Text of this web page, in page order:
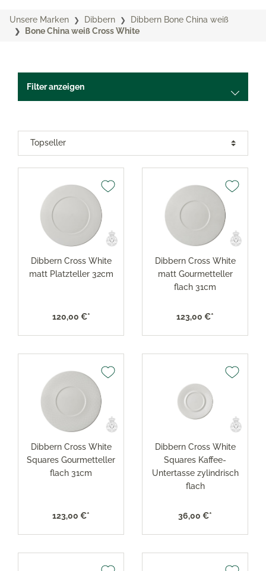
Unsere Marken Dibbern
Dibbern Bone China weiß
Bone China weiß Cross White
Filter anzeigen
Dibbern Cross White
matt Platzteller 32cm
120,00 €*
Dibbern Cross White
matt Gourmetteller
flach 31cm
123,00 €*
Dibbern Cross White
Squares Gourmetteller
flach 31cm
123,00 €*
Dibbern Cross White
Squares Kaffee-
Untertasse zylindrisch
flach
36,00 €*